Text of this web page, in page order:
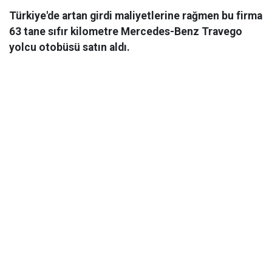
Türkiye'de artan girdi maliyetlerine rağmen bu firma
63 tane sıfır kilometre Mercedes-Benz Travego
yolcu otobüsü satın aldı.